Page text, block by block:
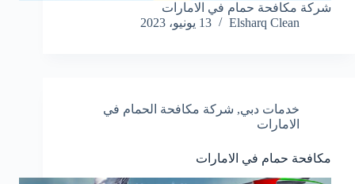
شركة مكافحة حمام في الامارات
Elsharq Clean
13 يونيو، 2023
خدمات دبي, شركة مكافحة الحمام في
الامارات
مكافحة حمام في الامارات